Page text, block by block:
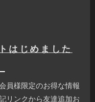
はじめました
員様限定のお得な情報
リンクから友達追加お